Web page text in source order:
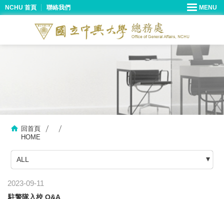
NCHU 首頁 聯絡我們
回首頁
HOME
ALL
2023-09-11
駐警隊入校 Q&A